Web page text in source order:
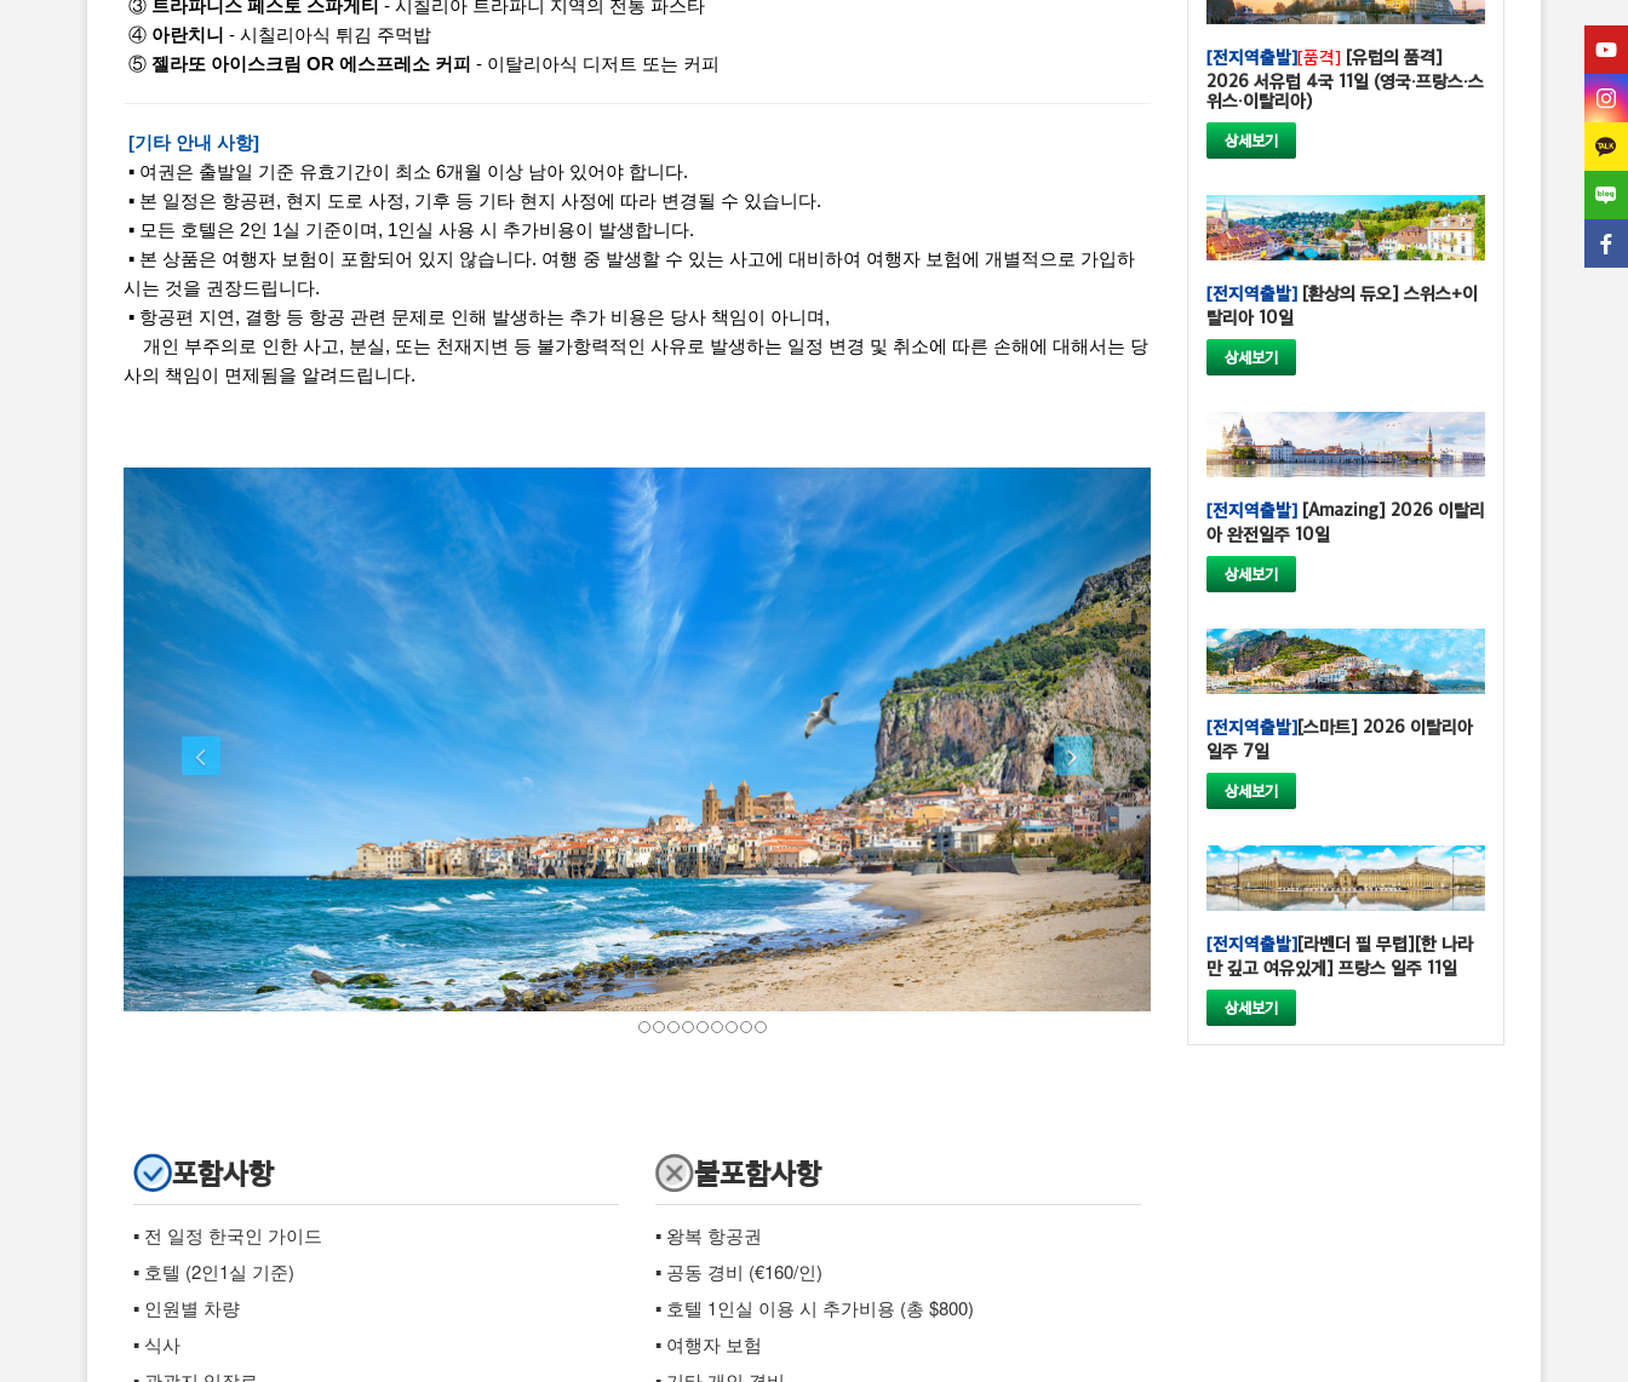
③ 트라파니스 페스토 스파게티 - 시칠리아 트라파니 지역의 전통 파스타
④ 아란치니 - 시칠리아식 튀김 주먹밥
⑤ 젤라또 아이스크림 OR 에스프레소 커피 - 이탈리아식 디저트 또는 커피
[기타 안내 사항]
▪ 여권은 출발일 기준 유효기간이 최소 6개월 이상 남아 있어야 합니다.
▪ 본 일정은 항공편, 현지 도로 사정, 기후 등 기타 현지 사정에 따라 변경될 수 있습니다.
▪ 모든 호텔은 2인 1실 기준이며, 1인실 사용 시 추가비용이 발생합니다.
▪ 본 상품은 여행자 보험이 포함되어 있지 않습니다. 여행 중 발생할 수 있는 사고에 대비하여 여행자 보험에 개별적으로 가입하
시는 것을 권장드립니다.
▪ 항공편 지연, 결항 등 항공 관련 문제로 인해 발생하는 추가 비용은 당사 책임이 아니며,
개인 부주의로 인한 사고, 분실, 또는 천재지변 등 불가항력적인 사유로 발생하는 일정 변경 및 취소에 따른 손해에 대해서는 당
사의 책임이 면제됨을 알려드립니다.
포함사항
▪ 전 일정 한국인 가이드
▪ 호텔 (2인1실 기준)
▪ 인원별 차량
▪ 식사
불포함사항
▪ 왕복 항공권
▪ 공동 경비 (€160/인)
▪ 호텔 1인실 이용 시 추가비용 (총 $800)
▪ 여행자 보험
[전지역출발][품격][유럽의 품격]
2026 서유럽 4국 11일 (영국·프랑스·스
위스·이탈리아)
상세보기
[전지역출발][환상의 듀오] 스위스+이
탈리아 10일
상세보기
[전지역출발][Amazing] 2026 이탈리
아 완전일주 10일
상세보기
[전지역출발][스마트] 2026 이탈리아
일주 7일
상세보기
[전지역출발][라벤더 필 무렵][한 나라
만 깊고 여유있게] 프랑스 일주 11일
상세보기